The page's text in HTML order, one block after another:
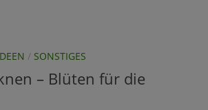
/ SONSTIGES
– Blüten für die